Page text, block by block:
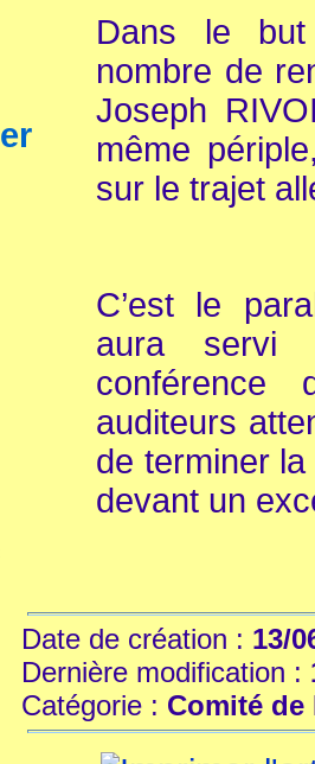
Dans le
nombre de
Joseph
même
sur le trajet
C’est le
aura servi
auditeurs
de terminer la
devant un
Date de création : 13/
Dernière modification :
Catégorie : Comité de